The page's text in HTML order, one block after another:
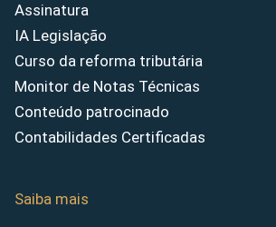
Assinatura
IA Legislação
Curso da reforma tributária
Monitor de Notas Técnicas
Conteúdo patrocinado
Contabilidades Certificadas
Saiba mais